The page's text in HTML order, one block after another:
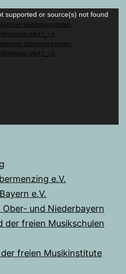
supported or source(s) not found
blutenburg.de/wp-
blutenburg.de/wp-
e.V.
e.V.
und Niederbayern
der freien Musikschulen
freien Musikinstitute